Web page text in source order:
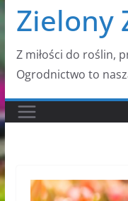
Zielony
Z miłości do roślin,
Ogrodnictwo to